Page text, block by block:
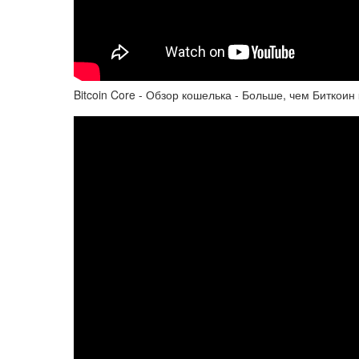
Bitcoin Core - Обзор кошелька - Больше, чем Биткоин